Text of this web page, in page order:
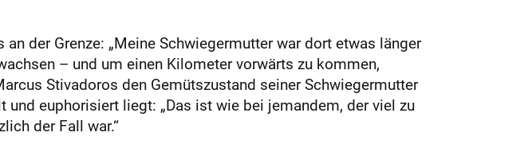
der Grenze: „Meine Schwiegermutter war dort etwas länger
– und um einen Kilometer vorwärts zu kommen,
Stivadoros den Gemütszustand seiner Schwiegermutter
euphorisiert liegt: „Das ist wie bei jemandem, der viel zu
der Fall war.“